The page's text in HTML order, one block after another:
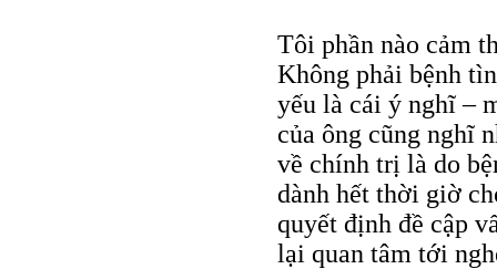
Tôi phần nào cảm
Không phải bệnh
yếu là cái ý nghĩ –
của ông cũng nghĩ
về chính trị là do
dành hết thời giờ
quyết định đề cập
lại quan tâm tới